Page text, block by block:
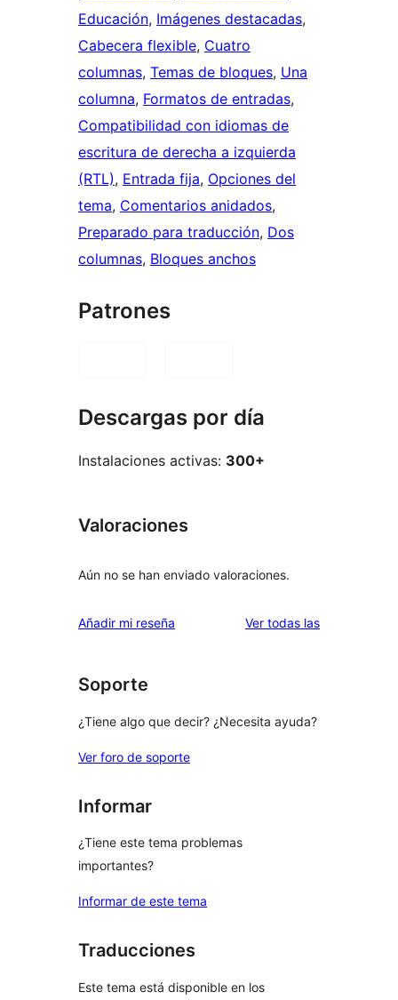
Educación, Imágenes destacadas
Cabecera flexible, Cuatro
columnas, Temas de bloques, Una
columna, Formatos de entradas
Compatibilidad con idiomas de
escritura de derecha a izquierda
(RTL), Entrada fija, Opciones del
tema, Comentarios anidados
Preparado para traducción, Dos
columnas, Bloques anchos
Patrones
Descargas por día
Instalaciones activas: 300+
Valoraciones
Aún no se han enviado valoraciones.
Añadir mi reseña Ver todas lasvaloraciones
Soporte
¿Tiene algo que decir? ¿Necesita ayuda?
Ver foro de soporte
Informar
¿Tiene este tema problemas
importantes?
Informar de este tema
Traducciones
Este tema está disponible en los